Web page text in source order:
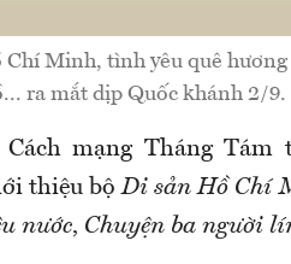
Chí Minh, tình yêu quê
ra mắt dịp Quốc khánh 2/9.
mạng Tháng Tám
thiệu bộDi sản Hồ Chí
nước, Chuyện ba người